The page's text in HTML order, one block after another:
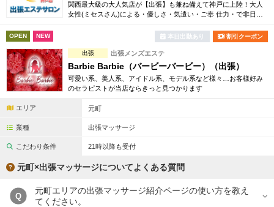
フットバスあり 岩盤浴あり
専用駐車場あり 有資格者在籍
日本人スタッフのみ
スタッフ指名可 Ｗセラピスト
駅から徒歩5分以内
閉じる
関西最大級の大人気店が【出張】も兼ね備えて神戸に上陸！大人
女性(ミセスさん)による・優しさ・気遣い・ご奉 仕力・で非日常
OPEN NEW 本日出勤あり 割引クーポン
出張 出張メンズエステ
Barbie Barbie（バービーバービー）（出張）
可愛い系、美人系、アイドル系、モデル系など様々…お客様好み
のセラピストが当店ならきっと見つかります
エリア 元町
業種 出張マッサージ
こだわり条件 21時以降も受付
元町×出張マッサージについてよくある質問
Q
元町エリアの出張マッサージ紹介ページの使い方を教え
てください。